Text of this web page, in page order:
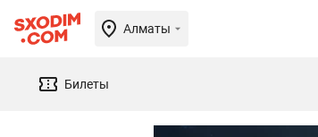
Алматы
Билеты